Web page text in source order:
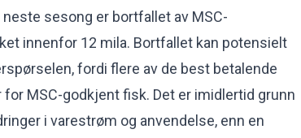
sesong er bortfallet av MSC-
innenfor 12 mila. Bortfallet kan potensielt
fordi flere av de best betalende
MSC-godkjent fisk. Det er imidlertid grunn
i varestrøm og anvendelse, enn en